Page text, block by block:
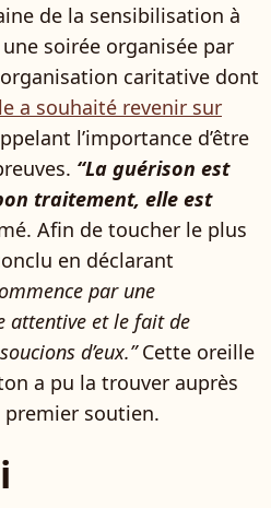
de la sensibilisation à
soirée organisée par
caritative dont
a souhaité revenir sur
l’importance d’être
“La guérison est
traitement, elle est
Afin de toucher le plus
en déclarant
par une
attentive et le fait de
d’eux.”Cette oreille
a pu la trouver auprès
soutien.